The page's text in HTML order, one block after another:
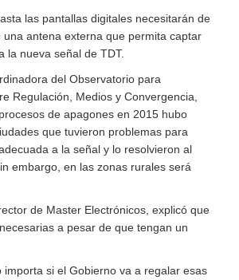
las pantallas digitales necesitarán de
una antena externa que permita captar
la nueva señal de TDT.
del Observatorio para
Regulación, Medios y Convergencia,
de apagones en 2015 hubo
que tuvieron problemas para
a la señal y lo resolvieron al
embargo, en las zonas rurales será
de Master Electrónicos, explicó que
a pesar de que tengan un
importa si el Gobierno va a regalar esas